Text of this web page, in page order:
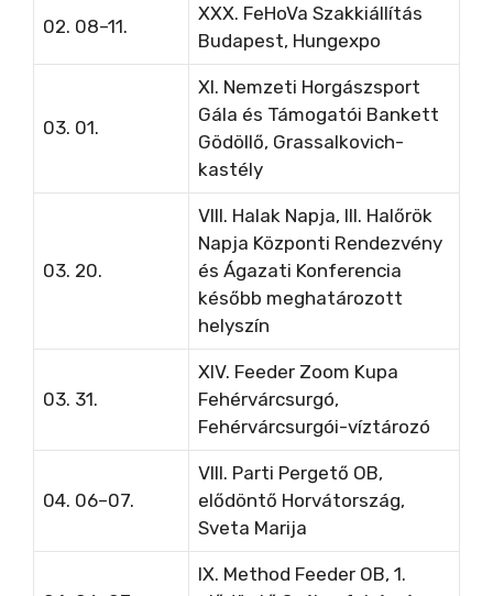
02. 08–11.
XXX. FeHoVa Szakkiállítás
Budapest, Hungexpo
03. 01.
XI. Nemzeti Horgászsport
Gála és Támogatói Bankett
Gödöllő, Grassalkovich-
kastély
03. 20.
VIII. Halak Napja, III. Halőrök
Napja Központi Rendezvény
és Ágazati Konferencia
később meghatározott
helyszín
03. 31.
XIV. Feeder Zoom Kupa
Fehérvárcsurgó,
Fehérvárcsurgói-víztározó
04. 06–07.
VIII. Parti Pergető OB,
elődöntő Horvátország,
Sveta Marija
IX. Method Feeder OB, 1.